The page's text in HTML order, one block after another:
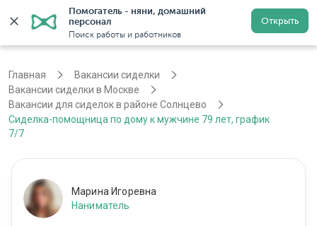
Помогатель - няни, домашний
персонал
Поиск работы и работников
Открыть
Регистрация
Главная
Вакансии сиделки
Вакансии сиделки в Москве
Вакансии для сиделок в районе Солнцево
Сиделка-помощница по дому к мужчине 79 лет, график
7/7
Марина Игоревна
Наниматель